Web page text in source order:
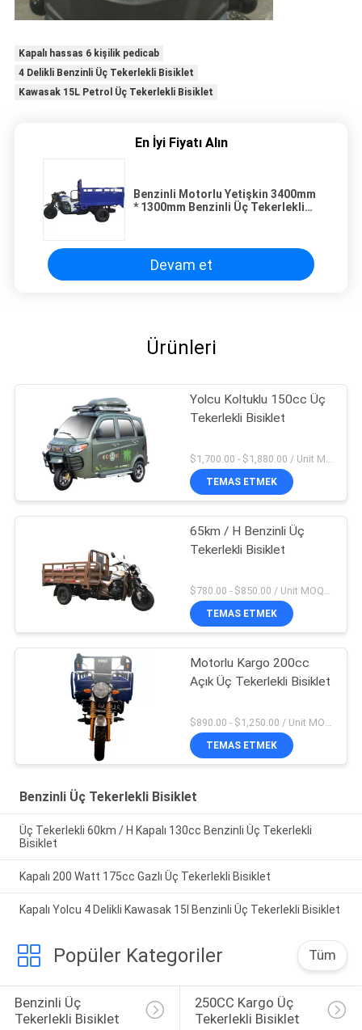
Kapalı hassas 6 kişilik pedicab
4 Delikli Benzinli Üç Tekerlekli Bisiklet
Kawasak 15L Petrol Üç Tekerlekli Bisiklet
En İyi Fiyatı Alın
Benzinli Motorlu Yetişkin 3400mm
* 1300mm Benzinli Üç Tekerlekli
Devam et
Ürünleri
Yolcu Koltuklu 150cc Üç
Tekerlekli Bisiklet
$1,700.00 - $1,880.00 / Unit MOQ:4 tane
TEMAS ETMEK
65km / H Benzinli Üç
Tekerlekli Bisiklet
TEMAS ETMEK
Motorlu Kargo 200cc
Açık Üç Tekerlekli Bisiklet
TEMAS ETMEK
Benzinli Üç Tekerlekli Bisiklet
Üç Tekerlekli 60km / H Kapalı 130cc Benzinli Üç Tekerlekli
Bisiklet
Kapalı 200 Watt 175cc Gazlı Üç Tekerlekli Bisiklet
Kapalı Yolcu 4 Delikli Kawasak 15l Benzinli Üç Tekerlekli Bisiklet
Popüler Kategoriler Tüm
Benzinli Üç
Tekerlekli Bisiklet
250CC Kargo Üç
Tekerlekli Bisiklet